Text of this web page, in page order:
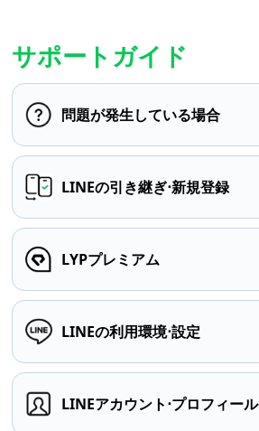
サポートガイド
問題が発生している場合
LINEの引き継ぎ⋅新規登録
LYPプレミアム
LINEの利用環境⋅設定
LINEアカウント⋅プロフィール